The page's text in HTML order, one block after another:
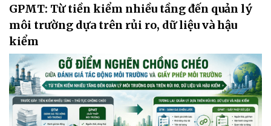
GPMT: Từ tiền kiểm nhiều tầng đến quản lý
môi trường dựa trên rủi ro, dữ liệu và hậu
kiểm